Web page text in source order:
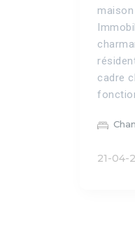
cadre
21-04-